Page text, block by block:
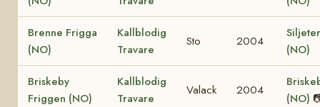
Brenne Frigga
(NO)
Kallblodig
Travare
Sto 2004
(NO)
Briskeby
Friggen (NO)
Kallblodig
Travare
Valack 2004
(NO)